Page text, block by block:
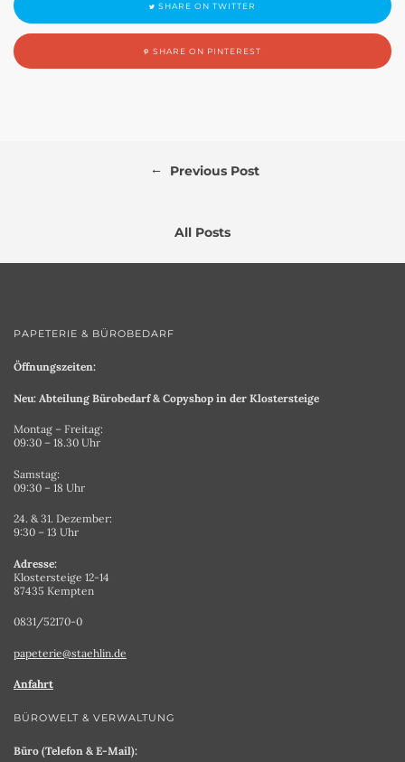
SHARE ON TWITTER
SHARE ON PINTEREST
← Previous Post
All Posts
PAPETERIE & BÜROBEDARF
Öffnungszeiten:
Neu: Abteilung Bürobedarf & Copyshop in der Klostersteige
Montag – Freitag:
09:30 – 18.30 Uhr
Samstag:
09:30 – 18 Uhr
24. & 31. Dezember:
9:30 – 13 Uhr
Adresse:
Klostersteige 12-14
87435 Kempten
0831/52170-0
papeterie@staehlin.de
Anfahrt
BÜROWELT & VERWALTUNG
Büro (Telefon & E-Mail):